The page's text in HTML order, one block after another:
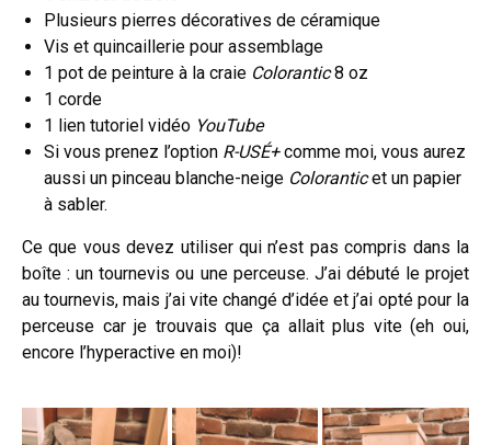
Plusieurs pierres décoratives de céramique
Vis et quincaillerie pour assemblage
1 pot de peinture à la craie Colorantic8 oz
1 corde
1 lien tutoriel vidéo YouTube
Si vous prenez l’option R-USÉ+comme moi, vous aurez
aussi un pinceau blanche-neige Coloranticet un papier
à sabler.
Ce que vous devez utiliser qui n’est pas compris dans la
boîte : un tournevis ou une perceuse. J’ai débuté le projet
au tournevis, mais j’ai vite changé d’idée et j’ai opté pour la
perceuse car je trouvais que ça allait plus vite (eh oui,
encore l’hyperactive en moi)!